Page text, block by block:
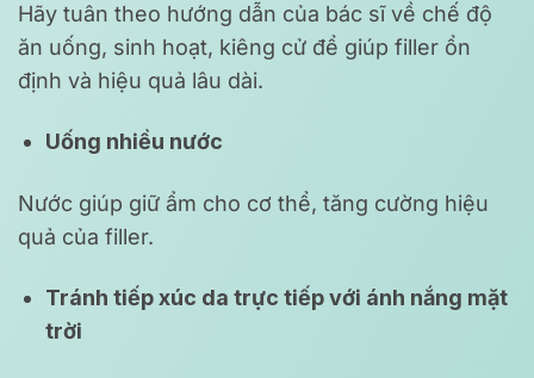
Hãy tuân theo hướng dẫn của bác sĩ về chế độ
ăn uống, sinh hoạt, kiêng cử để giúp filler ổn
định và hiệu quả lâu dài.
Uống nhiều nước
Nước giúp giữ ẩm cho cơ thể, tăng cường hiệu
quả của filler.
Tránh tiếp xúc da trực tiếp với ánh nắng mặt
trời